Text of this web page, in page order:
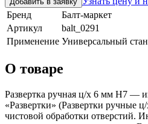
Бренд
Балт-маркет
Артикул
balt_0291
Применение Универсальный
О товаре
Развертка ручная ц/х 6 мм Н7 —
«Развертки» (Развертки ручные
чистовой обработки отверстий.